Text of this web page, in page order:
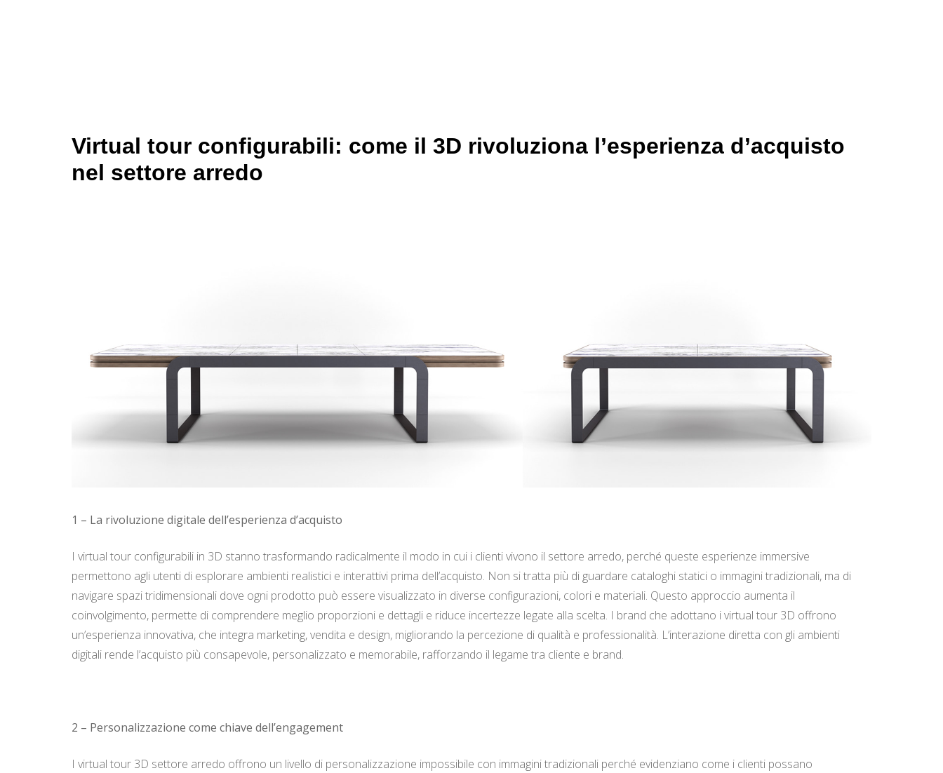
Virtual tour configurabili: come il 3D rivoluziona l’esperienza d’acquisto
nel settore arredo
1 – La rivoluzione digitale dell’esperienza d’acquisto
I virtual tour configurabili in 3D stanno trasformando radicalmente il modo in cui i clienti vivono il settore arredo, perché queste esperienze immersive
permettono agli utenti di esplorare ambienti realistici e interattivi prima dell’acquisto. Non si tratta più di guardare cataloghi statici o immagini tradizionali, ma di
navigare spazi tridimensionali dove ogni prodotto può essere visualizzato in diverse configurazioni, colori e materiali. Questo approccio aumenta il
coinvolgimento, permette di comprendere meglio proporzioni e dettagli e riduce incertezze legate alla scelta. I brand che adottano i virtual tour 3D offrono
un’esperienza innovativa, che integra marketing, vendita e design, migliorando la percezione di qualità e professionalità. L’interazione diretta con gli ambienti
digitali rende l’acquisto più consapevole, personalizzato e memorabile, rafforzando il legame tra cliente e brand.
2 – Personalizzazione come chiave dell’engagement
I virtual tour 3D settore arredo offrono un livello di personalizzazione impossibile con immagini tradizionali perché evidenziano come i clienti possano